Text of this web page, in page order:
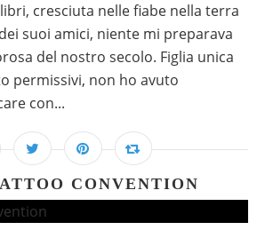
cresciuta nelle fiabe nella terra
suoi amici, niente mi preparava
del nostro secolo. Figlia unica
permissivi, non ho avuto
con...
CONVENTION